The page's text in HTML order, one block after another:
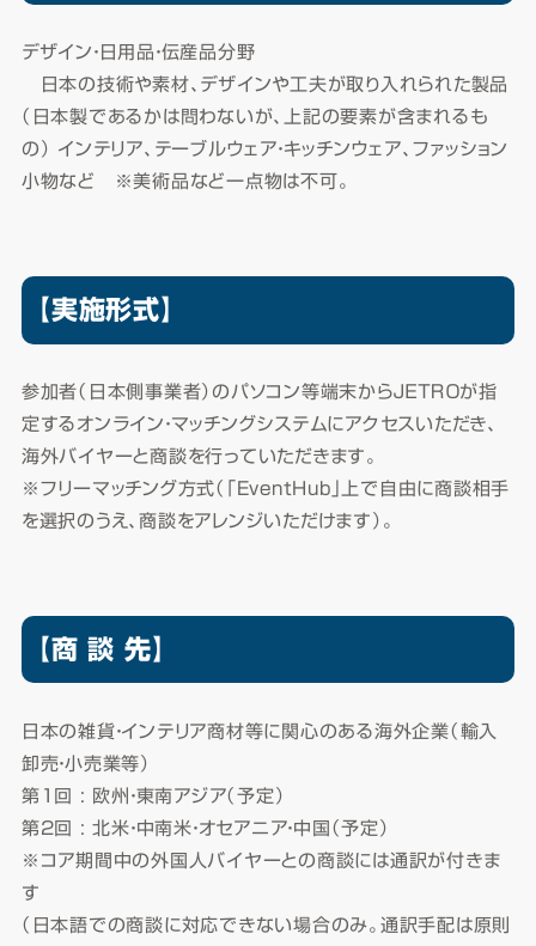
デザイン・日用品・伝産品分野
日本の技術や素材、デザインや工夫が取り入れられた製品
（日本製であるかは問わないが、上記の要素が含まれるも
の） インテリア、テーブルウェア・キッチンウェア、ファッション
小物など ※美術品など一点物は不可。
【実施形式】
参加者（日本側事業者）のパソコン等端末からＪＥＴＲＯが指
定するオンライン・マッチングシステムにアクセスいただき、
海外バイヤーと商談を行っていただきます。
※フリーマッチング方式（「EventHub」上で自由に商談相手
を選択のうえ、商談をアレンジいただけます）。
【商 談 先】
日本の雑貨・インテリア商材等に関心のある海外企業（輸入
卸売・小売業等）
第1回 : 欧州・東南アジア（予定）
第2回 : 北米・中南米・オセアニア・中国（予定）
※コア期間中の外国人バイヤーとの商談には通訳が付きま
す
（日本語での商談に対応できない場合のみ。通訳手配は原則